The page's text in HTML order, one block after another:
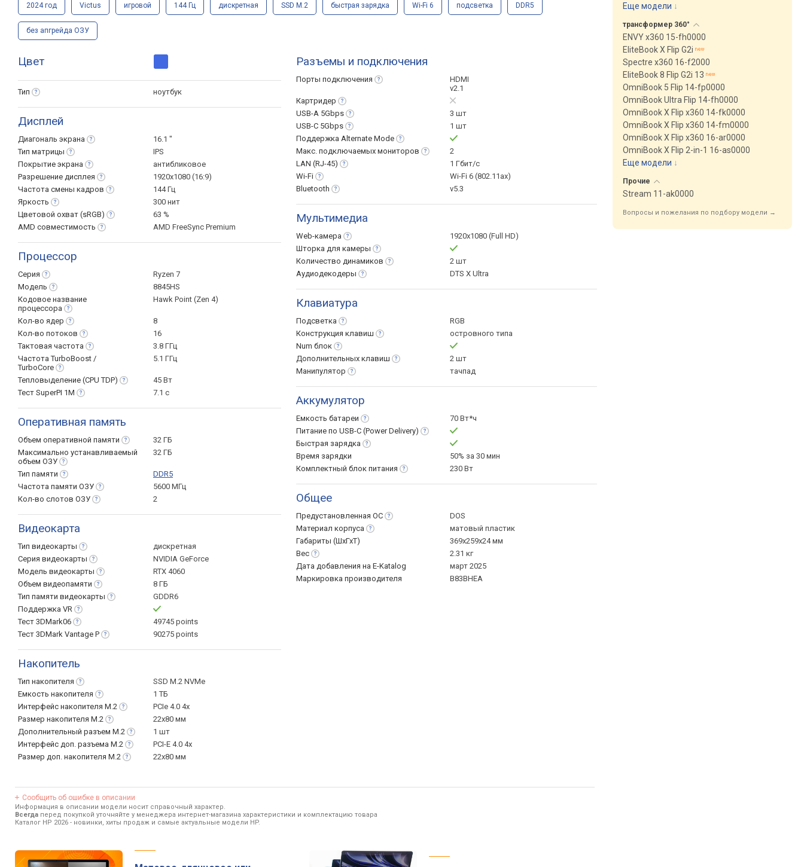
2024 год Victus игровой 144 Гц дискретная SSD M.2 быстрая зарядка Wi-Fi 6 подсветка DDR5
без апгрейда ОЗУ
Цвет
Тип ноутбук
Дисплей
Диагональ экрана
16.1 "
Тип матрицы
IPS
Покрытие экрана
антибликовое
Разрешение дисплея
1920x1080 (16:9)
Частота смены кадров
144 Гц
Яркость
300 нит
Цветовой охват (sRGB)
63 %
AMD совместимость AMD FreeSync Premium
Процессор
Серия
Ryzen 7
Модель
8845HS
Кодовое название
процессора
Hawk Point (Zen 4)
Кол-во ядер
8
Кол-во потоков
16
Тактовая частота
3.8 ГГц
Частота TurboBoost /
TurboCore
5.1 ГГц
Тепловыделение (CPUTDP)
45 Вт
Тест SuperPI 1M 7.1 с
Оперативная память
Объем оперативной памяти
32 ГБ
Максимально устанавливаемый
объем ОЗУ
32 ГБ
Тип памяти
DDR5
Частота памяти ОЗУ
5600 МГц
Кол-во слотов ОЗУ 2
Видеокарта
Тип видеокарты
дискретная
Серия видеокарты
NVIDIA GeForce
Модель видеокарты
RTX 4060
Объем видеопамяти
8 ГБ
Тип памяти видеокарты
GDDR6
Поддержка VR
Тест 3DMark06
49745 points
Тест 3DMark Vantage P 90275 points
Накопитель
Тип накопителя
SSD M.2 NVMe
Емкость накопителя
1 ТБ
Интерфейс накопителя M.2
PCIe 4.0 4x
Размер накопителя M.2
22x80 мм
Дополнительный разъем M.2
1 шт
Интерфейс доп. разъема M.2
PCI-E 4.0 4x
Размер доп. накопителя M.2 22x80 мм
Разъемы и подключения
Порты подключения
HDMI
v2.1
Картридер
USB-A 5Gbps
3 шт
USB-C 5Gbps
1 шт
Поддержка Alternate Mode
Макс. подключаемых мониторов
2
LAN (RJ-45)
1 Гбит/с
Wi-Fi
Wi-Fi 6 (802.11ax)
Bluetooth
v5.3
Мультимедиа
Web-камера
1920x1080 (Full HD)
Шторка для камеры
Количество динамиков
2 шт
Аудиодекодеры
DTS X Ultra
Клавиатура
Подсветка
RGB
Конструкция клавиш
островного типа
Num блок
Дополнительных клавиш
2 шт
Манипулятор
тачпад
Аккумулятор
Емкость батареи
70 Вт*ч
Питание по USB-C (PowerDelivery)
Быстрая зарядка
Время зарядки
50% за 30 мин
Комплектный блок питания 230 Вт
Общее
Предустановленная ОС
DOS
Материал корпуса
матовый пластик
Габариты (ШхГхТ)
369x259x24 мм
Вес
2.31 кг
Дата добавления на E-Katalog
март 2025
Маркировка производителя
B83BHEA
Сообщить об ошибке в описании
Информация в описании модели носит справочный характер.
Всегда перед покупкой уточняйте у менеджера интернет-магазина характеристики и комплектацию товара
Каталог HP 2026 - новинки, хиты продаж и самые актуальные модели HP.
Еще модели ↓
трансформер 360°
ENVY x360 15-fh0000
EliteBook X Flip G2i
Spectre x360 16-f2000
EliteBook 8 Flip G2i 13
OmniBook 5 Flip 14-fp0000
OmniBook Ultra Flip 14-fh0000
OmniBook X Flip x360 14-fk0000
OmniBook X Flip x360 14-fm0000
OmniBook X Flip x360 16-ar0000
OmniBook X Flip 2-in-1 16-as0000
Еще модели ↓
Прочие
Stream 11-ak0000
Вопросы и пожелания по подбору модели →